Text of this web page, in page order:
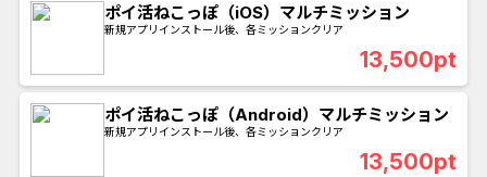
ポイ活ねこっぽ（iOS）マルチミッション
新規アプリインストール後、各ミッションクリア
13,500pt
ポイ活ねこっぽ（Android）マルチミッション
新規アプリインストール後、各ミッションクリア
13,500pt